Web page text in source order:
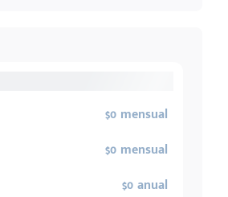
$0 mensual
$0 mensual
$0 anual